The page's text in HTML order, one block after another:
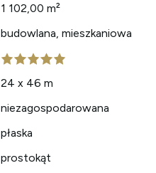
1 102,00 m²
budowlana, mieszkaniowa
24 x 46 m
niezagospodarowana
płaska
prostokąt